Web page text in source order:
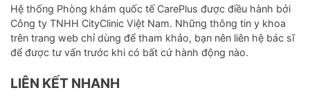
Áp dụng đa dạng các phương pháp vật lý trị
liệu:
Manipulation
Myofascial
Hệ thống Phòng khám quốc tế CarePlus được điều hành bởi
Công ty TNHH CityClinic Việt Nam. Những thông tin y khoa
trên trang web chỉ dùng để tham khảo, bạn nên liên hệ bác sĩ
để được tư vấn trước khi có bất cứ hành động nào.
LIÊN KẾT NHANH